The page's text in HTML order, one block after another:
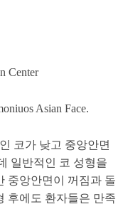
Center
Asian Face.
코가 낮고 중앙안면
일반적인 코 성형을
중앙안면이 꺼짐과 돌
후에도 환자들은 만족